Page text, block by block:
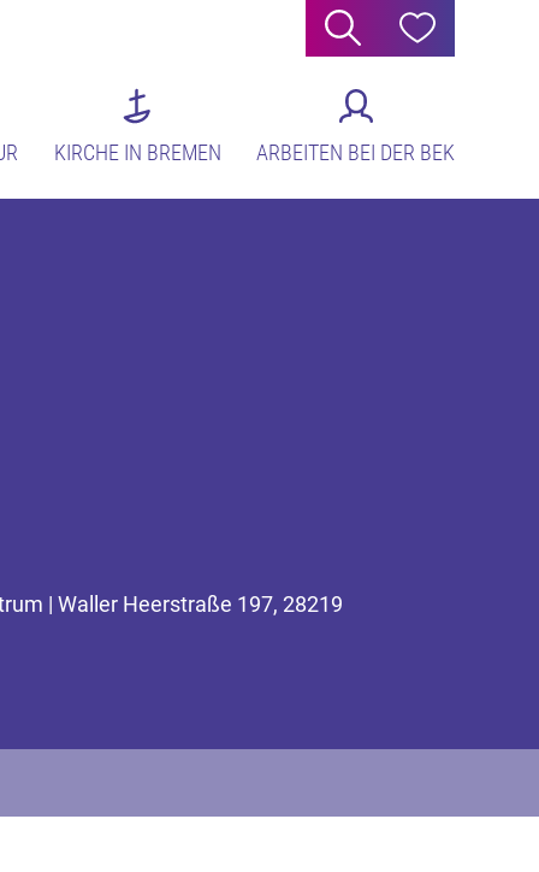
Suche Hilfe
KIRCHE IN BREMEN ARBEITEN BEI DER BEK
| Waller Heerstraße 197, 28219